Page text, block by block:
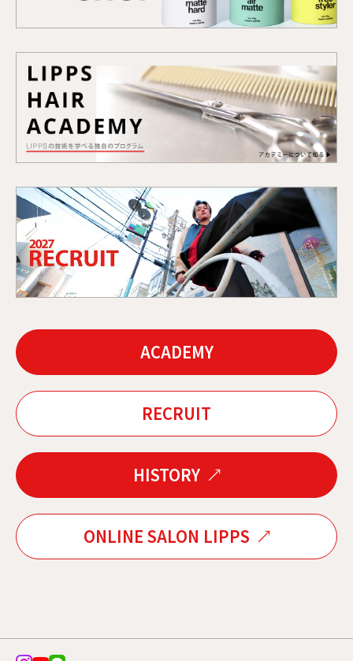
ACADEMY
RECRUIT
HISTORY
ONLINE SALON LIPPS